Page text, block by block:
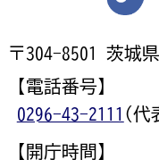
〒304-8501 茨城
【電話番号】
0296-43-2111 (代
【開庁時間】